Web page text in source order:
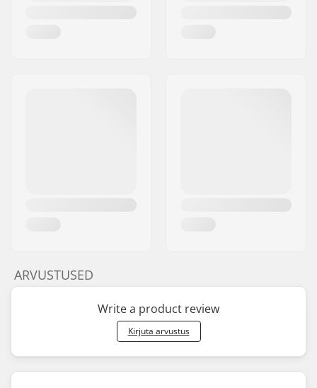
ARVUSTUSED
Write a product review
Kirjuta arvustus